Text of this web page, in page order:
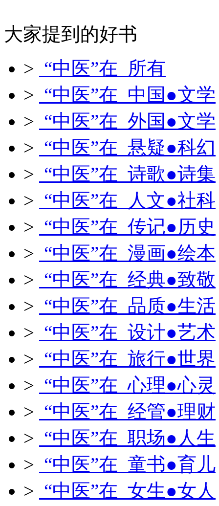
大家提到的好书
> “中医”在 所有
> “中医”在 中国●文学
> “中医”在 外国●文学
> “中医”在 悬疑●科幻
> “中医”在 诗歌●诗集
> “中医”在 人文●社科
> “中医”在 传记●历史
> “中医”在 漫画●绘本
> “中医”在 经典●致敬
> “中医”在 品质●生活
> “中医”在 设计●艺术
> “中医”在 旅行●世界
> “中医”在 心理●心灵
> “中医”在 经管●理财
> “中医”在 职场●人生
> “中医”在 童书●育儿
> “中医”在 女生●女人